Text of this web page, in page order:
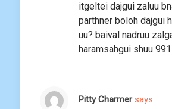
itgeltei dajgui zaluu
parthner boloh dajgui
uu? baival nadruu
haramsahgui shuu
Pitty Charmer says: